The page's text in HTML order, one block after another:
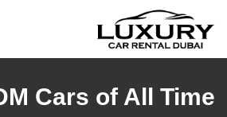
Cars of All Time